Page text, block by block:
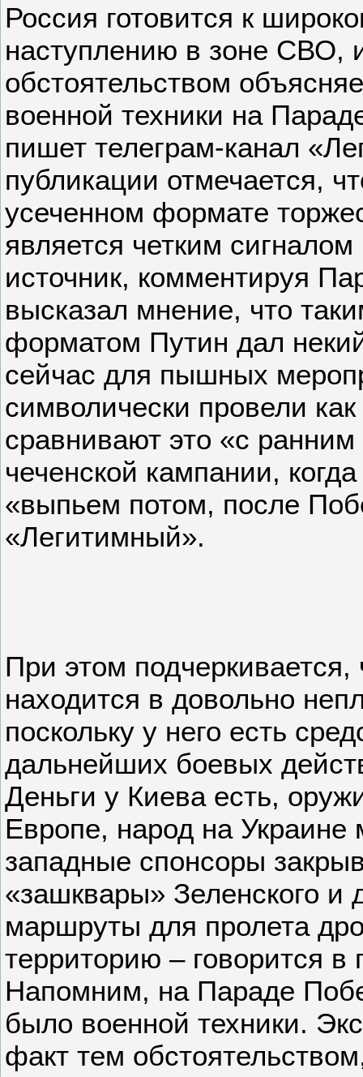
Россия готовится к
наступлению в зоне СВО,
обстоятельством
военной техники на
пишет телеграм-канал
публикации отмечается,
усеченном формате
является четким
источник, комментируя
высказал мнение, что
форматом Путин дал
сейчас для пышных
символически провели
сравнивают это «с
чеченской кампании,
«выпьем потом, после
«Легитимный».
При этом подчеркивается,
находится в довольно
поскольку у него есть
дальнейших боевых
Деньги у Киева есть,
Европе, народ на Украине
западные спонсоры
«зашквары» Зеленского и
маршруты для пролета
территорию – говорится в
Напомним, на Параде
было военной техники.
факт тем